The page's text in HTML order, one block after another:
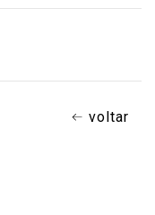
voltar